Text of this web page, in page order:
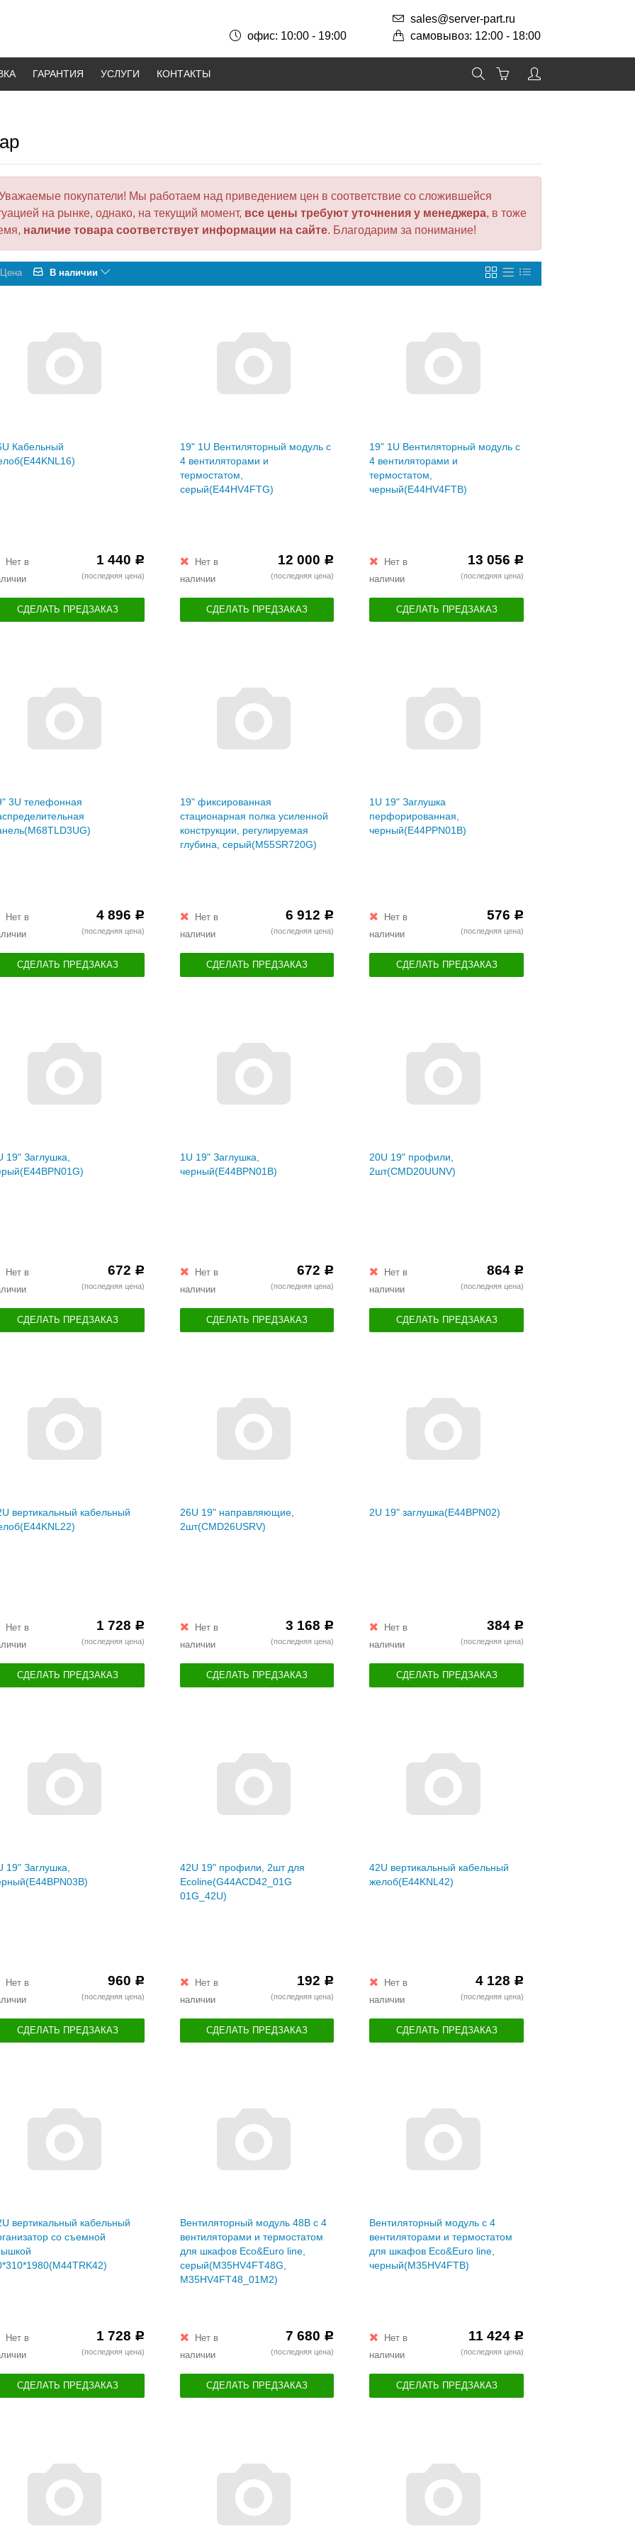
sales@server-part.ru
самовывоз: 12:00 - 18:00
офис: 10:00 - 19:00
ГАРАНТИЯ УСЛУГИ КОНТАКТЫ
покупатели! Мы работаем над приведением цен в соответствие со сложившейся
на рынке, однако, на текущий момент, все цены требуют уточнения у менеджера, в тоже
наличие товара соответствует информации на сайте. Благодарим за понимание!
Цена В наличии
Кабельный
Нет в
1 440 Р
(последняя цена)
СДЕЛАТЬ ПРЕДЗАКАЗ
19" 1U Вентиляторный модуль с
4 вентиляторами и
термостатом,
серый(E44HV4FTG)
Нет в
наличии
12 000 Р
(последняя цена)
СДЕЛАТЬ ПРЕДЗАКАЗ
19" 1U Вентиляторный модуль с
4 вентиляторами и
термостатом,
черный(E44HV4FTB)
Нет в
наличии
13 056 Р
(последняя цена)
СДЕЛАТЬ ПРЕДЗАКАЗ
3U телефонная
Нет в
4 896 Р
(последняя цена)
СДЕЛАТЬ ПРЕДЗАКАЗ
19" фиксированная
стационарная полка усиленной
конструкции, регулируемая
глубина, серый(M55SR720G)
Нет в
наличии
6 912 Р
(последняя цена)
СДЕЛАТЬ ПРЕДЗАКАЗ
1U 19" Заглушка
перфорированная,
черный(E44PPN01B)
Нет в
наличии
576 Р
(последняя цена)
СДЕЛАТЬ ПРЕДЗАКАЗ
19" Заглушка,
Нет в
672 Р
(последняя цена)
СДЕЛАТЬ ПРЕДЗАКАЗ
1U 19" Заглушка,
черный(E44BPN01B)
Нет в
наличии
672 Р
(последняя цена)
СДЕЛАТЬ ПРЕДЗАКАЗ
20U 19" профили,
2шт(CMD20UUNV)
Нет в
наличии
864 Р
(последняя цена)
СДЕЛАТЬ ПРЕДЗАКАЗ
вертикальный кабельный
Нет в
1 728 Р
(последняя цена)
СДЕЛАТЬ ПРЕДЗАКАЗ
26U 19" направляющие,
2шт(CMD26USRV)
Нет в
наличии
3 168 Р
(последняя цена)
СДЕЛАТЬ ПРЕДЗАКАЗ
2U 19" заглушка(E44BPN02)
Нет в
наличии
384 Р
(последняя цена)
СДЕЛАТЬ ПРЕДЗАКАЗ
19" Заглушка,
Нет в
960 Р
(последняя цена)
СДЕЛАТЬ ПРЕДЗАКАЗ
42U 19" профили, 2шт для
Ecoline(G44ACD42_01G
01G_42U)
Нет в
наличии
192 Р
(последняя цена)
СДЕЛАТЬ ПРЕДЗАКАЗ
42U вертикальный кабельный
желоб(E44KNL42)
Нет в
наличии
4 128 Р
(последняя цена)
СДЕЛАТЬ ПРЕДЗАКАЗ
вертикальный кабельный
со съемной
Нет в
1 728 Р
(последняя цена)
СДЕЛАТЬ ПРЕДЗАКАЗ
Вентиляторный модуль 48В с 4
вентиляторами и термостатом
для шкафов Eco&Euro line,
серый(M35HV4FT48G,
M35HV4FT48_01M2)
Нет в
наличии
7 680 Р
(последняя цена)
СДЕЛАТЬ ПРЕДЗАКАЗ
Вентиляторный модуль с 4
вентиляторами и термостатом
для шкафов Eco&Euro line,
черный(M35HV4FTB)
Нет в
наличии
11 424 Р
(последняя цена)
СДЕЛАТЬ ПРЕДЗАКАЗ